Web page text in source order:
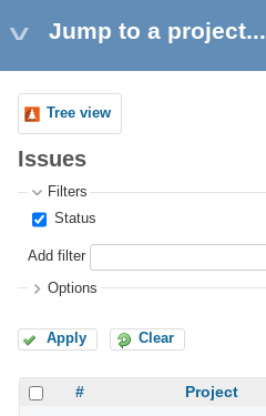
Jump to a project...
Tree view
Issues
Filters
Status
Add filter
Options
Apply Clear
# Project